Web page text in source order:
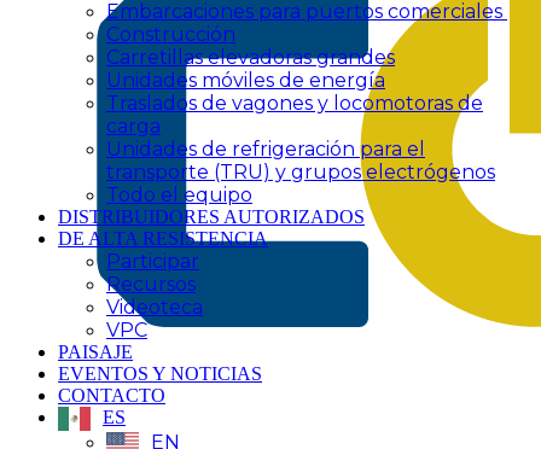
Embarcaciones para puertos comerciales
Construcción
Carretillas elevadoras grandes
Unidades móviles de energía
Traslados de vagones y locomotoras de
carga
Unidades de refrigeración para el
transporte (TRU) y grupos electrógenos
Todo el equipo
DISTRIBUIDORES AUTORIZADOS
DE ALTA RESISTENCIA
Participar
Recursos
Videoteca
VPC
PAISAJE
EVENTOS Y NOTICIAS
CONTACTO
ES
EN